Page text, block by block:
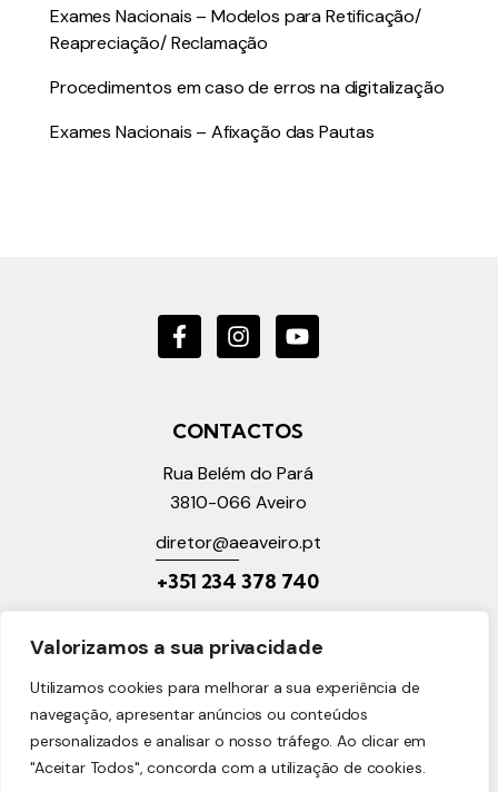
Valorizamos a sua privacidade
Utilizamos cookies para melhorar a sua experiência de
navegação, apresentar anúncios ou conteúdos
personalizados e analisar o nosso tráfego. Ao clicar em
"Aceitar Todos", concorda com a utilização de cookies.
Exames Nacionais – Modelos para Retificação/
Reapreciação/ Reclamação
Procedimentos em caso de erros na digitalização
Exames Nacionais – Afixação das Pautas
CONTACTOS
Rua Belém do Pará
3810-066 Aveiro
diretor@aeaveiro.pt
+351 234 378 740
LINKS ÚTEIS
Política de Privacidade
Política de Cookies
Reclamações Online